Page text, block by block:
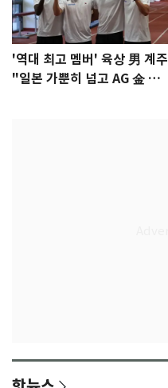
'역대 최고 멤버' 육상 男 계주
"일본 가뿐히 넘고 AG 金 따겠